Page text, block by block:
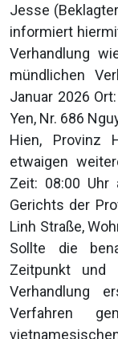
Jesse
informiert
Verhandlung
mündlichen
Januar 2026
Yen, Nr. 686
Hien, Provinz
etwaigen
Zeit: 08:00 Uhr
Gerichts der
Linh Straße,
Sollte die
Zeitpunkt
Verhandlung
Verfahren